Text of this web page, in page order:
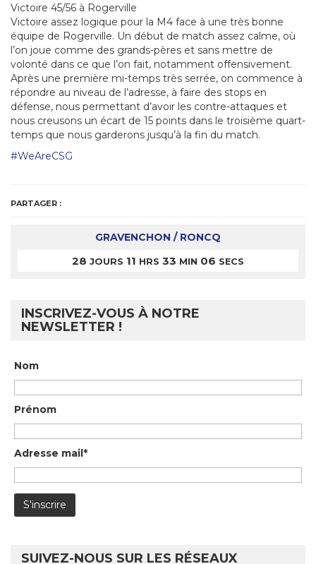
Victoire 45/56 à Rogerville
Victoire assez logique pour la M4 face à une très bonne
équipe de Rogerville. Un début de match assez calme, où
l’on joue comme des grands-pères et sans mettre de
volonté dans ce que l’on fait, notamment offensivement.
Après une première mi-temps très serrée, on commence à
répondre au niveau de l’adresse, à faire des stops en
défense, nous permettant d’avoir les contre-attaques et
nous creusons un écart de 15 points dans le troisième quart-
temps que nous garderons jusqu’à la fin du match.
#WeAreCSG
PARTAGER :
GRAVENCHON / RONCQ
28 JOURS 11 HRS 33 MIN 06 SECS
INSCRIVEZ-VOUS À NOTRE
NEWSLETTER !
Nom
Prénom
Adresse mail*
SUIVEZ-NOUS SUR LES RÉSEAUX